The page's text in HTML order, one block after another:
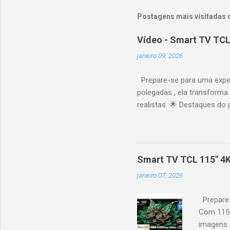
Postagens mais visitadas
Vídeo - Smart TV
janeiro 09, 2026
Prepare-se para uma
polegadas , ela
realistas. 🌟 Destaques do
desempenho otimizado
ideal para esportes e
recomendações
mais. Google Assistente :
Altura: 153,8 cm |
Smart TV TCL 115"
janeiro 07, 2026
Com
imagens